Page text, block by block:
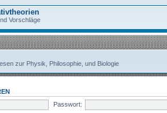
Vorschläge
zur Physik, Philosophie, und Biologie
Passwort: